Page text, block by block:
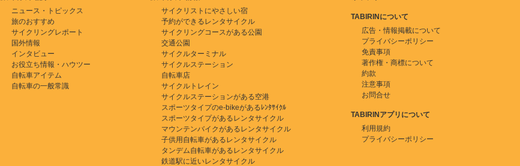
ニュース・トピックス
旅のおすすめ
サイクリングレポート
国外情報
インタビュー
お役立ち情報・ハウツー
自転車アイテム
自転車の一般常識
サイクリストにやさしい宿
予約ができるレンタサイクル
サイクリングコースがある公園
交通公園
サイクルターミナル
サイクルステーション
自転車店
サイクルトレイン
サイクルステーションがある空港
スポーツタイプのe-bikeがあるﾚﾝﾀｻｲｸﾙ
スポーツタイプがあるレンタサイクル
マウンテンバイクがあるレンタサイクル
子供用自転車があるレンタサイクル
タンデム自転車があるレンタサイクル
鉄道駅に近いレンタサイクル
TABIRINについて
広告・情報掲載について
プライバシーポリシー
免責事項
著作権・商標について
約款
注意事項
お問合せ
TABIRINアプリについて
利用規約
プライバシーポリシー